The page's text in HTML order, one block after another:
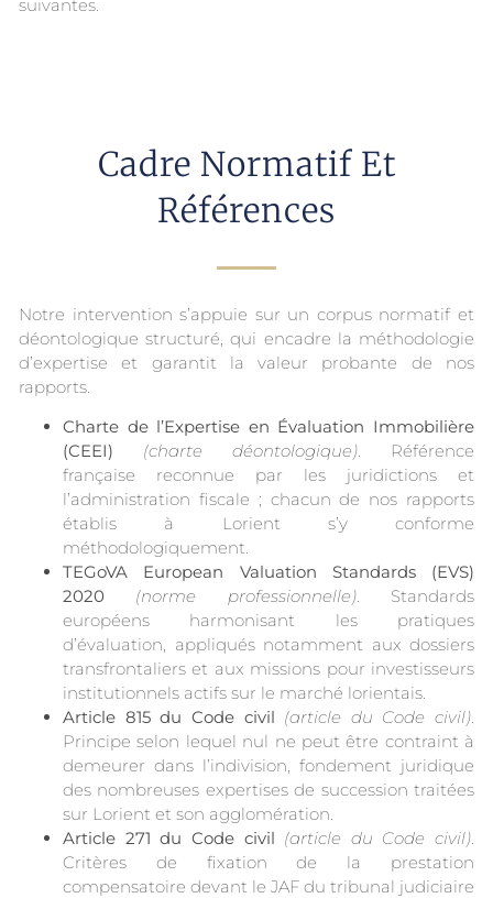
suivantes.
Cadre Normatif Et
Références
Notre intervention s’appuie sur un corpus normatif et
déontologique structuré, qui encadre la méthodologie
d’expertise et garantit la valeur probante de nos
rapports.
Charte de l’Expertise en Évaluation Immobilière
(CEEI)
(charte déontologique). Référence
française reconnue par les juridictions et
l’administration fiscale ; chacun de nos rapports
établis à Lorient s’y conforme
méthodologiquement.
TEGoVA European Valuation Standards (EVS)
2020
(norme professionnelle). Standards
européens harmonisant les pratiques
d’évaluation, appliqués notamment aux dossiers
transfrontaliers et aux missions pour investisseurs
institutionnels actifs sur le marché lorientais.
Article 815 du Code civil (article du Code civil).
Principe selon lequel nul ne peut être contraint à
demeurer dans l’indivision, fondement juridique
des nombreuses expertises de succession traitées
sur Lorient et son agglomération.
Article 271 du Code civil (article du Code civil).
Critères de fixation de la prestation
compensatoire devant le JAF du tribunal judiciaire